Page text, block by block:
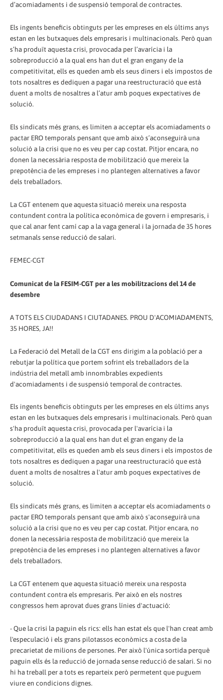
d’acomiadaments i de suspensió temporal de contractes.
Els ingents beneficis obtinguts per les empreses en els últims anys
estan en les butxaques dels empresaris i multinacionals. Però quan
s’ha produït aquesta crisi, provocada per l’avarícia i la
sobreproducció a la qual ens han dut el gran engany de la
competitivitat, ells es queden amb els seus diners i els impostos de
tots nosaltres es dediquen a pagar una reestructuració que està
duent a molts de nosaltres a l’atur amb poques expectatives de
solució.
Els sindicats més grans, es limiten a acceptar els acomiadaments o
pactar ERO temporals pensant que amb això s’aconseguirà una
solució a la crisi que no es veu per cap costat. Pitjor encara, no
donen la necessària resposta de mobilització que mereix la
prepotència de les empreses i no plantegen alternatives a favor
dels treballadors.
La CGT entenem que aquesta situació mereix una resposta
contundent contra la política econòmica de govern i empresaris, i
que cal anar fent camí cap a la vaga general i la jornada de 35 hores
setmanals sense reducció de salari.
FEMEC-CGT
Comunicat de la FESIM-CGT per a les mobilitzacions del 14 de
desembre
A TOTS ELS CIUDADANS I CIUTADANES. PROU D'ACOMIADAMENTS,
35 HORES, JA!!
La Federació del Metall de la CGT ens dirigim a la població per a
rebutjar la política que portem sofrint els treballadors de la
indústria del metall amb innombrables expedients
d'acomiadaments i de suspensió temporal de contractes.
Els ingents beneficis obtinguts per les empreses en els últims anys
estan en les butxaques dels empresaris i multinacionals. Però quan
s'ha produït aquesta crisi, provocada per l'avarícia i la
sobreproducció a la qual ens han dut el gran engany de la
competitivitat, ells es queden amb els seus diners i els impostos de
tots nosaltres es dediquen a pagar una reestructuració que està
duent a molts de nosaltres a l'atur amb poques expectatives de
solució.
Els sindicats més grans, es limiten a acceptar els acomiadaments o
pactar ERO temporals pensant que amb això s'aconseguirà una
solució a la crisi que no es veu per cap costat. Pitjor encara, no
donen la necessària resposta de mobilització que mereix la
prepotència de les empreses i no plantegen alternatives a favor
dels treballadors.
La CGT entenem que aquesta situació mereix una resposta
contundent contra els empresaris. Per això en els nostres
congressos hem aprovat dues grans línies d'actuació:
- Que la crisi la paguin els rics: ells han estat els que l'han creat amb
l'especulació i els grans pilotassos econòmics a costa de la
precarietat de milions de persones. Per això l'única sortida perquè
paguin ells és la reducció de jornada sense reducció de salari. Si no
hi ha treball per a tots es reparteix però permetent que puguem
viure en condicions dignes.